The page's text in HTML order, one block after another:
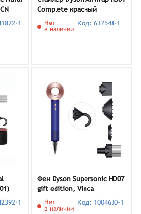
1
Complete красный
Нет
в наличии
Код: 637548-1
1
Фен Dyson Supersonic HD07
gift edition, Vinca
Blue/Rose
Нет
в наличии
Код: 1004630-1